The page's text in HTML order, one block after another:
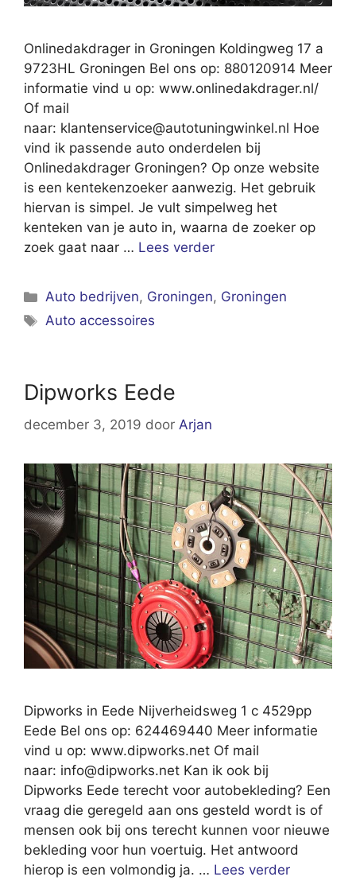
Onlinedakdrager in Groningen Koldingweg 17 a
9723HL Groningen Bel ons op: 880120914 Meer
informatie vind u op: www.onlinedakdrager.nl/
Of mail
naar: klantenservice@autotuningwinkel.nl Hoe
vind ik passende auto onderdelen bij
Onlinedakdrager Groningen? Op onze website
is een kentekenzoeker aanwezig. Het gebruik
hiervan is simpel. Je vult simpelweg het
kenteken van je auto in, waarna de zoeker op
zoek gaat naar … Lees verder
Categorieën
Auto bedrijven, Groningen, Groningen
Tags
Auto accessoires
Dipworks Eede
december 3, 2019 door Arjan
Dipworks in Eede Nijverheidsweg 1 c 4529pp
Eede Bel ons op: 624469440 Meer informatie
vind u op: www.dipworks.net Of mail
naar: info@dipworks.net Kan ik ook bij
Dipworks Eede terecht voor autobekleding? Een
vraag die geregeld aan ons gesteld wordt is of
mensen ook bij ons terecht kunnen voor nieuwe
bekleding voor hun voertuig. Het antwoord
hierop is een volmondig ja. … Lees verder